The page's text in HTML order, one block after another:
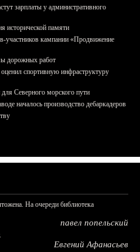
зарплаты у административного
исторической памяти
участников кампании «Продвижение
дорожных работ
спортивную инфраструктуру
Северного морского пути
началось производство дебаркадеров
На очереди библиотека
павел попельский
Евгений Афанасьев